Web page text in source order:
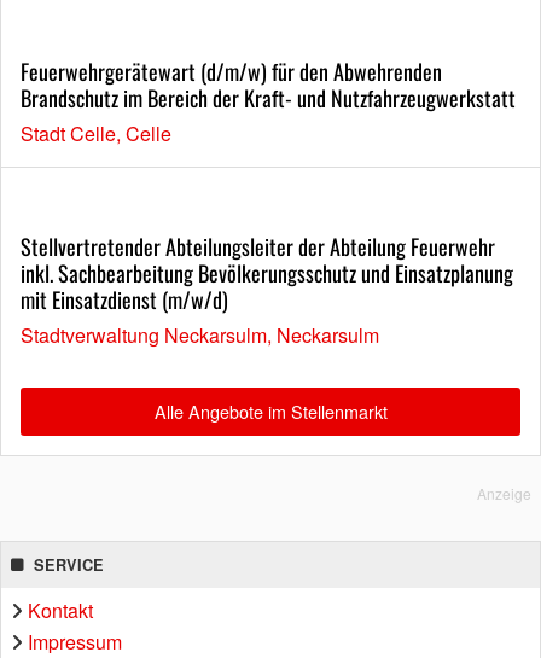
Feuerwehrgerätewart (d/m/w) für den Abwehrenden
Brandschutz im Bereich der Kraft- und Nutzfahrzeugwerkstatt
Stadt Celle, Celle
Stellvertretender Abteilungsleiter der Abteilung Feuerwehr
inkl. Sachbearbeitung Bevölkerungsschutz und Einsatzplanung
mit Einsatzdienst (m/w/d)
Stadtverwaltung Neckarsulm, Neckarsulm
Alle Angebote im Stellenmarkt
Anzeige
SERVICE
Kontakt
Impressum